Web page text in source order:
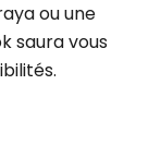
ou une
saura vous